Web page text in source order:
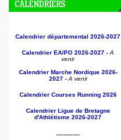
CALENDRIERS
Calendrier départemental 2026-2027
Calendrier EA/PO 2026-2027 - A
venir
Calendrier Marche Nordique 2026-
2027 - A venir
Calendrier Courses Running 2026
Calendrier Ligue de Bretagne
d'Athlétisme 2026-2027
----------